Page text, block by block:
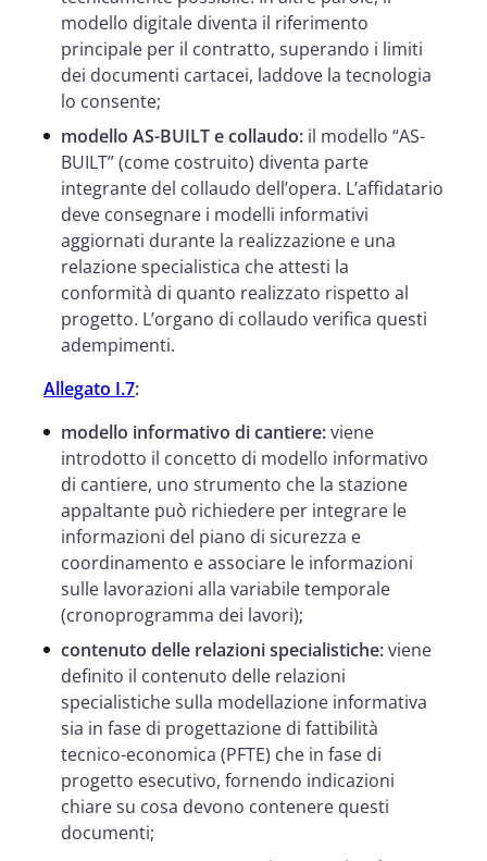
modello digitale diventa il riferimento
principale per il contratto, superando i limiti
dei documenti cartacei, laddove la tecnologia
lo consente;
modello AS-BUILT e collaudo: il modello “AS-
BUILT” (come costruito) diventa parte
integrante del collaudo dell’opera. L’affidatario
deve consegnare i modelli informativi
aggiornati durante la realizzazione e una
relazione specialistica che attesti la
conformità di quanto realizzato rispetto al
progetto. L’organo di collaudo verifica questi
adempimenti.
Allegato I.7:
modello informativo di cantiere:viene
introdotto il concetto di modello informativo
di cantiere, uno strumento che la stazione
appaltante può richiedere per integrare le
informazioni del piano di sicurezza e
coordinamento e associare le informazioni
sulle lavorazioni alla variabile temporale
(cronoprogramma dei lavori);
contenuto delle relazioni specialistiche:viene
definito il contenuto delle relazioni
specialistiche sulla modellazione informativa
sia in fase di progettazione di fattibilità
tecnico-economica (PFTE) che in fase di
progetto esecutivo, fornendo indicazioni
chiare su cosa devono contenere questi
documenti;